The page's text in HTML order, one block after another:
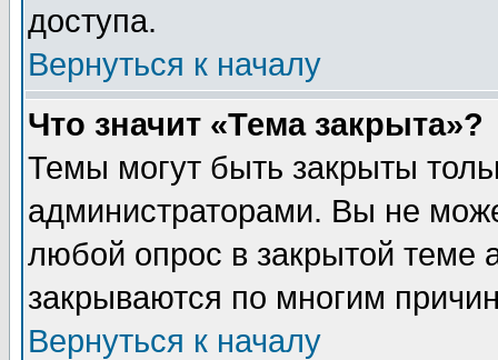
доступа.
Вернуться к началу
Что значит «Тема закрыта»?
Темы могут быть закрыты
администраторами. Вы не
любой опрос в закрытой теме
закрываются по многим
Вернуться к началу